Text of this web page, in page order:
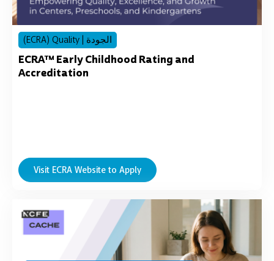
(ECRA) Quality | الجودة
ECRA™ Early Childhood Rating and
Accreditation
Visit ECRA Website to Apply